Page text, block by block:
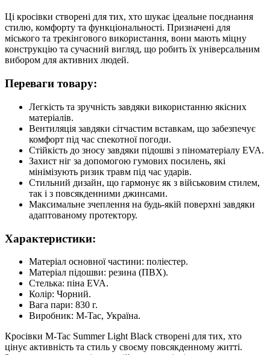
Ці кросівки створені для тих, хто шукає ідеальне поєднання
стилю, комфорту та функціональності. Призначені для
міського та трекінгового використання, вони мають міцну
конструкцію та сучасний вигляд, що робить їх універсальним
вибором для активних людей.
Переваги товару:
Легкість та зручність завдяки використанню якісних
матеріалів.
Вентиляція завдяки сітчастим вставкам, що забезпечує
комфорт під час спекотної погоди.
Стійкість до зносу завдяки підошві з піноматеріалу EVA.
Захист ніг за допомогою гумових посилень, які
мінімізують ризик травм під час ударів.
Стильний дизайн, що гармонує як з військовим стилем,
так і з повсякденними джинсами.
Максимальне зчеплення на будь-якій поверхні завдяки
адаптованому протектору.
Характеристики:
Матеріал основної частини: поліестер.
Матеріал підошви: резина (ПВХ).
Стелька: піна EVA.
Колір: Чорний.
Вага пари: 830 г.
Виробник: M-Tac, Україна.
Кросівки M-Tac Summer Light Black створені для тих, хто
цінує активність та стиль у своєму повсякденному житті.